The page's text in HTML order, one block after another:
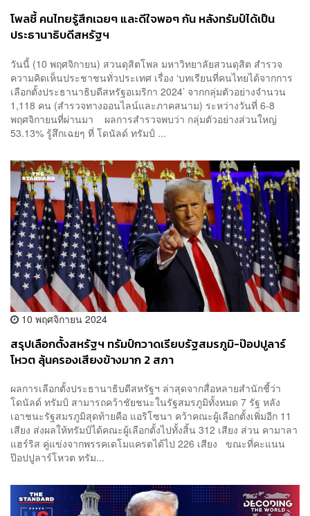
โพลชี้ คนไทยรู้สึกเฉยๆ และดีใจพอๆ กัน หลังทรัมป์ได้เป็น
ประธานาธิบดีสหรัฐฯ
วันนี้ (10 พฤศจิกายน) สวนดุสิตโพล มหาวิทยาลัยสวนดุสิต สำรวจ
ความคิดเห็นประชาชนทั่วประเทศ เรื่อง ‘บทเรียนที่คนไทยได้จากการ
เลือกตั้งประธานาธิบดีสหรัฐอเมริกา 2024’ จากกลุ่มตัวอย่างจำนวน
1,118 คน (สำรวจทางออนไลน์และภาคสนาม) ระหว่างวันที่ 6-8
พฤศจิกายนที่ผ่านมา ผลการสำรวจพบว่า กลุ่มตัวอย่างส่วนใหญ่
53.13% รู้สึกเฉยๆ ที่ โดนัลด์ ทรัมป์ ...
10 พฤศจิกายน 2024
สรุปเลือกตั้งสหรัฐฯ ทรัมป์กวาดเรียบรัฐสมรภูมิ-ป๊อปปูลาร์
โหวต ลุ้นครองเสียงข้างมาก 2 สภา
ผลการเลือกตั้งประธานาธิบดีสหรัฐฯ ล่าสุดจากสื่อหลายสำนักชี้ว่า
โดนัลด์ ทรัมป์ สามารถคว้าชัยชนะในรัฐสมรภูมิทั้งหมด 7 รัฐ หลัง
เอาชนะรัฐสมรภูมิสุดท้ายคือ แอริโซนา คว้าคณะผู้เลือกตั้งเพิ่มอีก 11
เสียง ส่งผลให้ทรัมป์ได้คณะผู้เลือกตั้งไปทั้งสิ้น 312 เสียง ส่วน คามาลา
แฮร์ริส คู่แข่งจากพรรคเดโมแครตได้ไป 226 เสียง ขณะที่คะแนน
ป๊อปปูลาร์โหวต ทรัม...